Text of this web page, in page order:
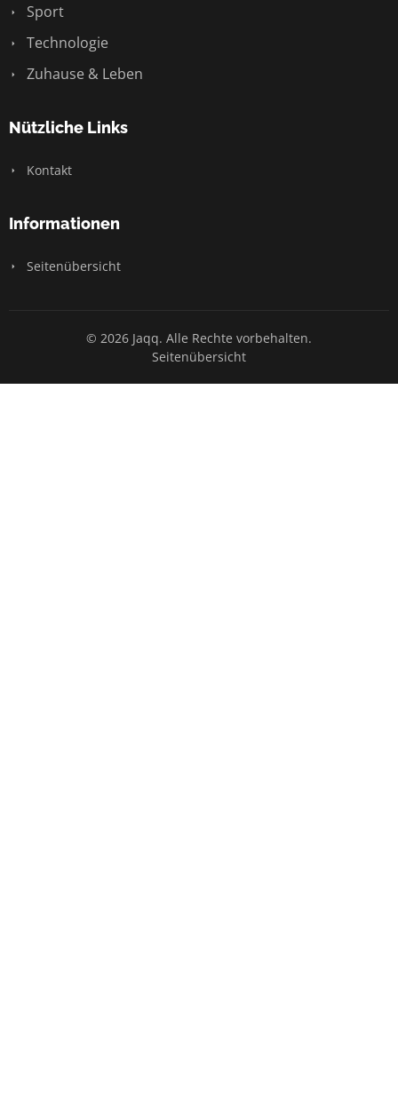
Sport
Technologie
Zuhause & Leben
Nützliche Links
Kontakt
Informationen
Seitenübersicht
© 2026 Jaqq. Alle Rechte vorbehalten.
Seitenübersicht